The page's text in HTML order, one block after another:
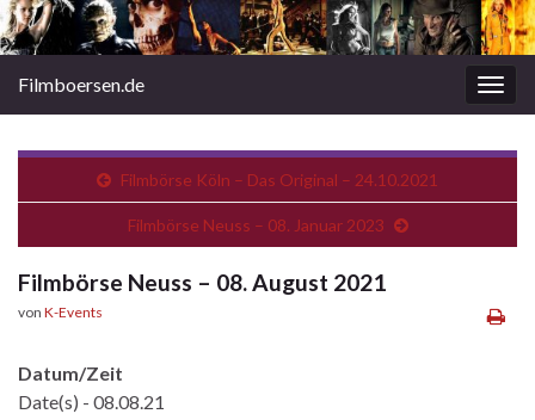
Filmboersen.de
Filmbörse Köln – Das Original – 24.10.2021
Filmbörse Neuss – 08. Januar 2023
Filmbörse Neuss – 08. August 2021
von K-Events
Datum/Zeit
Date(s) - 08.08.21